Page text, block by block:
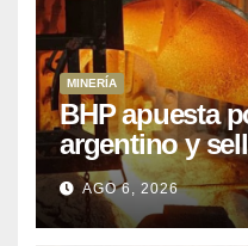
MINERÍA
BHP apuesta
argentino y
Kobrea para
AGO 6, 2026